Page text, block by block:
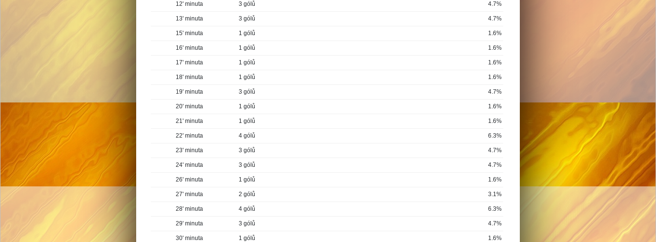
12' minuta 3 gólů 4.7%
13' minuta 3 gólů 4.7%
15' minuta 1 gólů 1.6%
16' minuta 1 gólů 1.6%
17' minuta 1 gólů 1.6%
18' minuta 1 gólů 1.6%
19' minuta 3 gólů 4.7%
20' minuta 1 gólů 1.6%
21' minuta 1 gólů 1.6%
22' minuta 4 gólů 6.3%
23' minuta 3 gólů 4.7%
24' minuta 3 gólů 4.7%
26' minuta 1 gólů 1.6%
27' minuta 2 gólů 3.1%
28' minuta 4 gólů 6.3%
29' minuta 3 gólů 4.7%
30' minuta 1 gólů 1.6%